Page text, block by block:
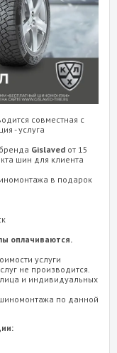
совместная с
- услуга
Gislaved от 15
шин для клиента
в подарок
оплачиваются.
услуги
не производится.
и индивидуальных
по данной